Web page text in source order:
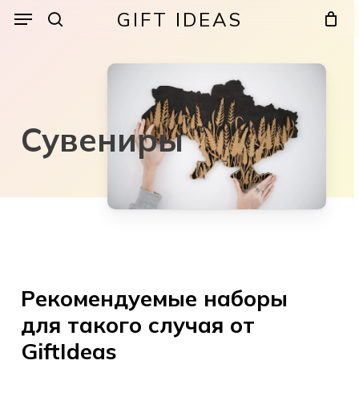
GIFT IDEAS
Menu
Сувениры
Рекомендуемые наборы
для такого случая от
GiftIdeas
Menu
X